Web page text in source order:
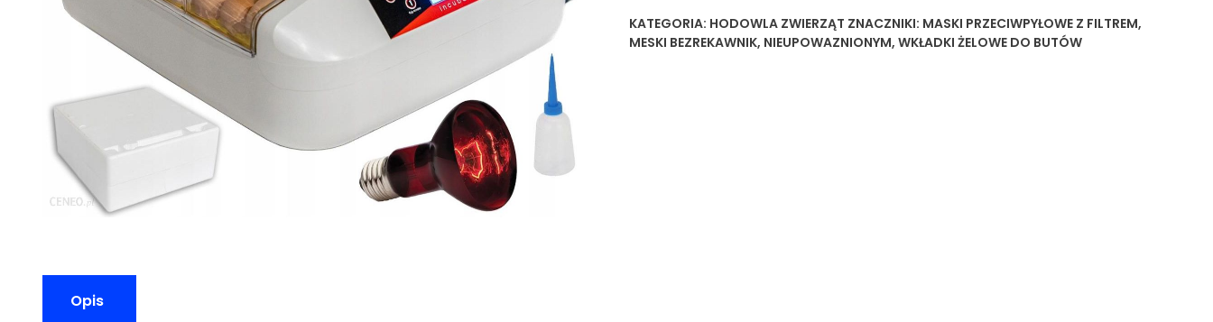
KATEGORIA: HODOWLA ZWIERZĄT ZNACZNIKI: MASKI PRZECIWPYŁOWE Z FILTREM,
MESKI BEZREKAWNIK, NIEUPOWAZNIONYM, WKŁADKI ŻELOWE DO BUTÓW
Opis